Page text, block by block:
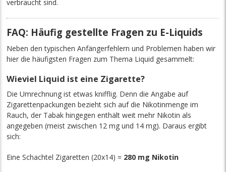
verbraucht sind.
FAQ: Häufig gestellte Fragen zu E-Liquids
Neben den typischen Anfängerfehlern und Problemen haben wir
hier die häufigsten Fragen zum Thema Liquid gesammelt:
Wieviel Liquid ist eine Zigarette?
Die Umrechnung ist etwas knifflig. Denn die Angabe auf
Zigarettenpackungen bezieht sich auf die Nikotinmenge im
Rauch, der Tabak hingegen enthält weit mehr Nikotin als
angegeben (meist zwischen 12 mg und 14 mg). Daraus ergibt
sich:
Eine Schachtel Zigaretten (20x14) = 280 mg Nikotin